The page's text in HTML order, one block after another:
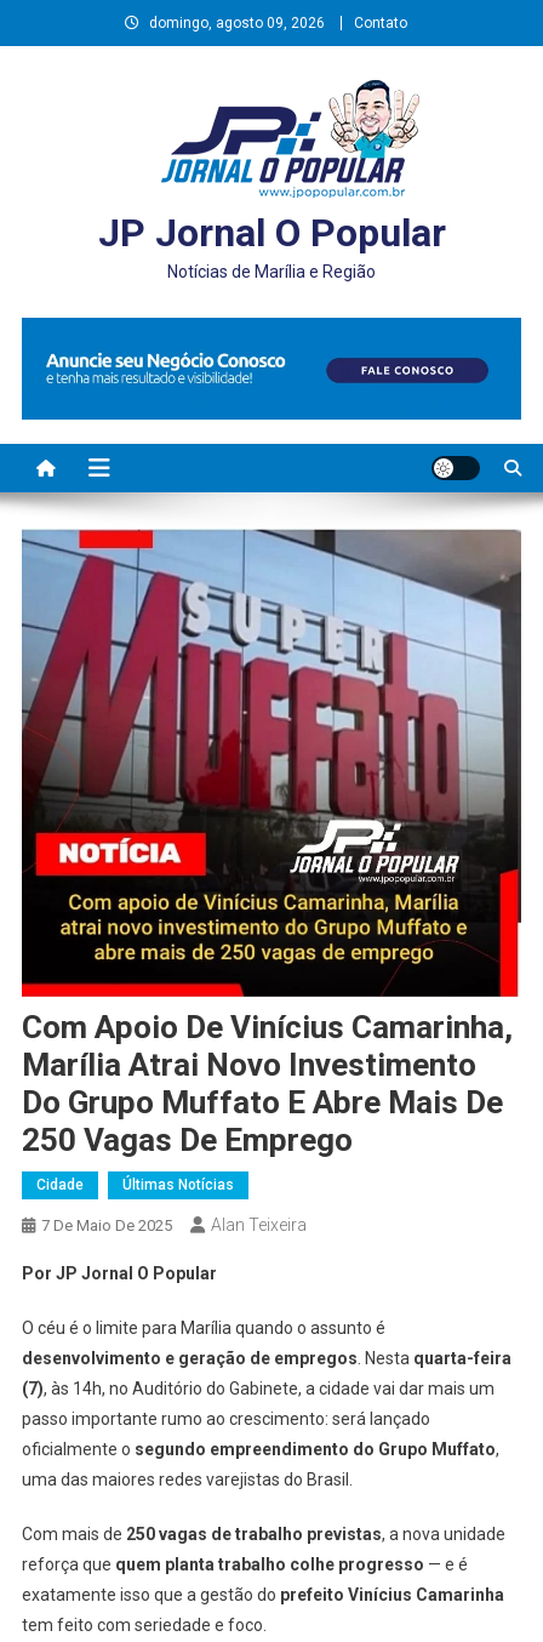
to
domingo, agosto 09, 2026 Contato
JP Jornal O Popular
Notícias de Marília e Região
Com Apoio De Vinícius Camarinha,
Marília Atrai Novo Investimento
Do Grupo Muffato E Abre Mais De
250 Vagas De Emprego
Cidade Últimas Notícias
7 De Maio De 2025 Alan Teixeira
Por JP Jornal O Popular
O céu é o limite para Marília quando o assunto é
desenvolvimento e geração de empregos . Nesta quarta-feira
(7), às 14h, no Auditório do Gabinete, a cidade vai dar mais um
passo importante rumo ao crescimento: será lançado
oficialmente o segundo empreendimento do Grupo Muffato,
uma das maiores redes varejistas do Brasil.
Com mais de 250 vagas de trabalho previstas, a nova unidade
reforça que quem planta trabalho colhe progresso — e é
exatamente isso que a gestão do prefeito Vinícius Camarinha
tem feito com seriedade e foco.